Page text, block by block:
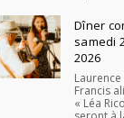
Dîner
samedi
2026
Francis
« Léa